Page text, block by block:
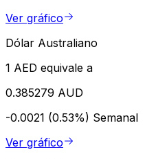
Ver gráfico
Dólar Australiano
1 AED equivale a
0.385279 AUD
-0.0021 (0.53%) Semanal
Ver gráfico